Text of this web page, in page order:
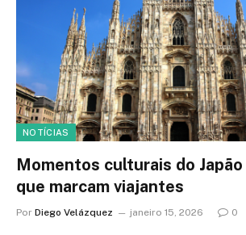
NOTÍCIAS
Momentos culturais do
que marcam viajantes
Por Diego Velázquez janeiro 15, 2026 0